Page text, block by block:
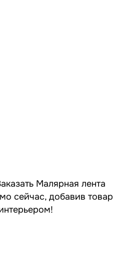
Малярная лента
сейчас, добавив товар